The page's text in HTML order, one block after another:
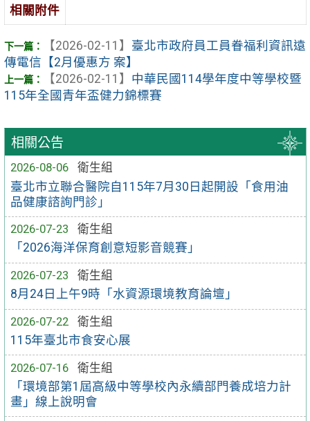
相關公告
2026-08-06
衛生組
臺北市立聯合醫院自115年7月30日起開設「食用油
品健康諮詢門診」
2026-07-23
衛生組
「2026海洋保育創意短影音競賽」
2026-07-23
衛生組
8月24日上午9時「水資源環境教育論壇」
2026-07-22
衛生組
115年臺北市食安心展
2026-07-16
衛生組
「環境部第1屆高級中等學校內永續部門養成培力計
畫」線上說明會
相關附件
【2026-02-11】 臺北市政府員工員眷福利資訊遠
傳電信【2月優惠方 案】
【2026-02-11】 中華民國114學年度中等學校暨
115年全國青年盃健力錦標賽